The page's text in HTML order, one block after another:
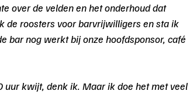
over de velden en het onderhoud dat
de roosters voor barvrijwilligers en sta ik
bar nog werkt bij onze hoofdsponsor, café
kwijt, denk ik. Maar ik doe het met veel